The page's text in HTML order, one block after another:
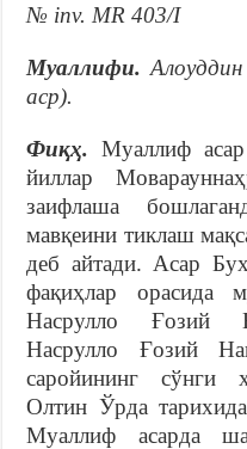
№ inv. MR 403/I
Муаллифи.
аср).
Фиқҳ. Муаллиф
йиллар
заифлаша
мавқеини тиклаш
деб айтади. Асар
фақиҳлар орасида
Насрулло Ғозий
Насрулло Ғозий
саройининг сўнги
Олтин Ўрда
Муаллиф асарда